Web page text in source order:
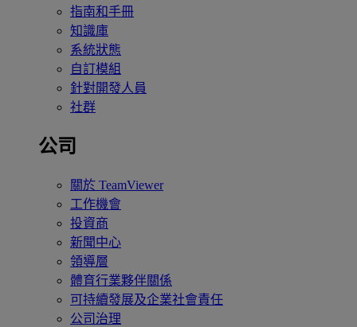
指南和手冊
知識庫
系統狀態
自訂模組
針對開發人員
社群
公司
關於 TeamViewer
工作機會
投資商
新聞中心
領導層
體育行業夥伴關係
可持續發展及企業社會責任
公司治理